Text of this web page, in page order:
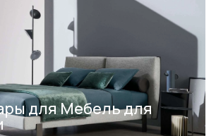
для Мебель для